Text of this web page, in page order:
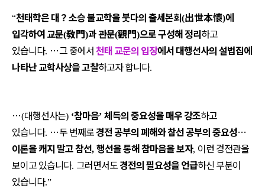
“천태학은 대？소승 불교학을 붓다의 출세본회(出世本懷)에
입각하여 교문(敎門)과 관문(觀門)으로 구성해 정리하고
있습니다. …그 중에서천태 교문의 입장에서 대행선사의 설법집에
나타난 교학사상을 고찰하고자 합니다.
…(대행선사는) ‘참마음’ 체득의 중요성을 매우 강조하고
있습니다. …두 번째로경전 공부의 폐해와 참선 공부의 중요성…
이론을 캐지 말고 참선, 행선을 통해 참마음을 보자, 이런 경전관을
보이고 있습니다. 그러면서도경전의 필요성을 언급하신 부분이
있습니다.”